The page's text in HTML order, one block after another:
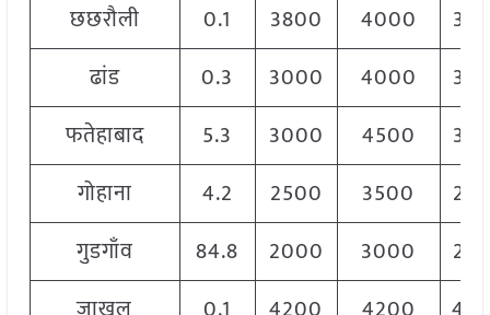
छछरौली
0.1 3800 4000
ढांड
0.3 3000 4000
फतेहाबाद
5.3 3000 4500
गोहाना
4.2 2500 3500
गुडगाँव
84.8 2000 3000